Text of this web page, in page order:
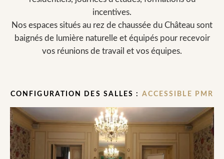
incentives.
Nos espaces situés au rez de chaussée du Château sont
baignés de lumière naturelle et équipés pour recevoir
vos réunions de travail et vos équipes.
CONFIGURATION DES SALLES : ACCESSIBLE PMR